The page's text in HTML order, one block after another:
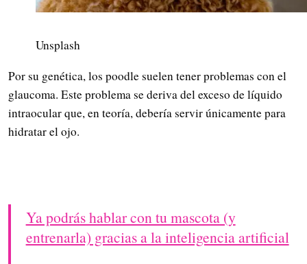
Unsplash
Por su genética, los poodle suelen tener problemas con el
glaucoma. Este problema se deriva del exceso de líquido
intraocular que, en teoría, debería servir únicamente para
hidratar el ojo.
Ya podrás hablar con tu mascota (y
entrenarla) gracias a la inteligencia artificial